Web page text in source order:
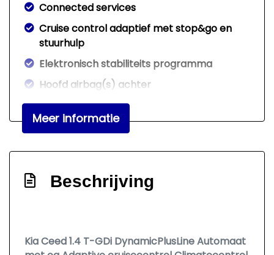
Connected services
Cruise control adaptief met stop&go en
stuurhulp
Elektronisch stabiliteits programma
Hoofd airbag(s) achter
Hoofd airbag(s) voor
Keyless entry/start
Rijstrooksensor met correctie
Interieur
Meer informatie
Beschrijving
Kia Ceed 1.4 T-GDi DynamicPlusLine Automaat